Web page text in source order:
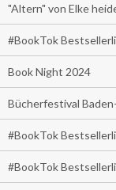
"Altern" von Elke
#BookTok
Book Night 2024
Bücherfestival
#BookTok
#BookTok